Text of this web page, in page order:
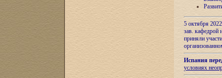
5 октября
зав.
приняли
Испания
условиях